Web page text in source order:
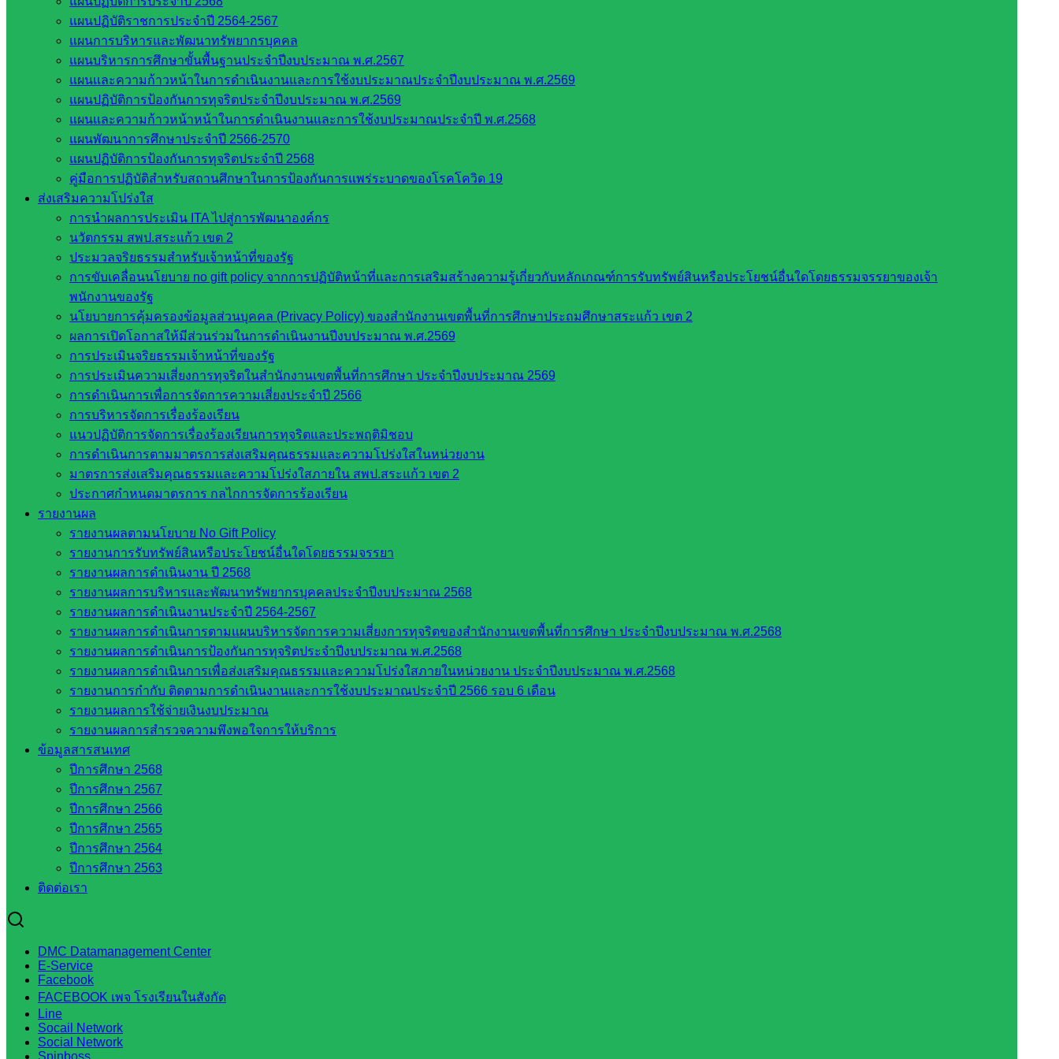
แผนปฏิบัติราชการประจำปี 2564-2567
แผนการบริหารและพัฒนาทรัพยากรบุคคล
แผนบริหารการศึกษาขั้นพื้นฐานประจำปีงบประมาณ พ.ศ.2567
แผนและความก้าวหน้าในการดำเนินงานและการใช้งบประมาณประจำปีงบประมาณ พ.ศ.2569
แผนปฏิบัติการป้องกันการทุจริตประจำปีงบประมาณ พ.ศ.2569
แผนและความก้าวหน้าหน้าในการดำเนินงานและการใช้งบประมาณประจำปี พ.ศ.2568
แผนพัฒนาการศึกษาประจำปี 2566-2570
แผนปฏิบัติการป้องกันการทุจริตประจำปี 2568
คู่มือการปฏิบัติสำหรับสถานศึกษาในการป้องกันการแพร่ระบาดของโรคโควิด 19
ส่งเสริมความโปร่งใส
การนำผลการประเมิน ITA ไปสู่การพัฒนาองค์กร
นวัตกรรม สพป.สระแก้ว เขต 2
ประมวลจริยธรรมสำหรับเจ้าหน้าที่ของรัฐ
การขับเคลื่อนนโยบาย no gift policy จากการปฏิบัติหน้าที่และการเสริมสร้างความรู้เกี่ยวกับหลักเกณฑ์การรับทรัพย์สินหรือประโยชน์อื่นใดโดยธรรมจรรยาของเจ้า
พนักงานของรัฐ
นโยบายการคุ้มครองข้อมูลส่วนบุคคล (Privacy Policy) ของสำนักงานเขตพื้นที่การศึกษาประถมศึกษาสระแก้ว เขต 2
ผลการเปิดโอกาสให้มีส่วนร่วมในการดำเนินงานปีงบประมาณ พ.ศ.2569
การประเมินจริยธรรมเจ้าหน้าที่ของรัฐ
การประเมินความเสี่ยงการทุจริตในสำนักงานเขตพื้นที่การศึกษา ประจำปีงบประมาณ 2569
การดำเนินการเพื่อการจัดการความเสี่ยงประจำปี 2566
การบริหารจัดการเรื่องร้องเรียน
แนวปฏิบัติการจัดการเรื่องร้องเรียนการทุจริตและประพฤติมิชอบ
การดำเนินการตามมาตรการส่งเสริมคุณธรรมและความโปร่งใสในหน่วยงาน
มาตรการส่งเสริมคุณธรรมและความโปร่งใสภายใน สพป.สระแก้ว เขต 2
ประกาศกำหนดมาตรการ กลไกการจัดการร้องเรียน
รายงานผล
รายงานผลตามนโยบาย No Gift Policy
รายงานการรับทรัพย์สินหรือประโยชน์อื่นใดโดยธรรมจรรยา
รายงานผลการดำเนินงาน ปี 2568
รายงานผลการบริหารและพัฒนาทรัพยากรบุคคลประจำปีงบประมาณ 2568
รายงานผลการดำเนินงานประจำปี 2564-2567
รายงานผลการดำเนินการตามแผนบริหารจัดการความเสี่ยงการทุจริตของสำนักงานเขตพื้นที่การศึกษา ประจำปีงบประมาณ พ.ศ.2568
รายงานผลการดำเนินการป้องกันการทุจริตประจำปีงบประมาณ พ.ศ.2568
รายงานผลการดำเนินการเพื่อส่งเสริมคุณธรรมและความโปร่งใสภายในหน่วยงาน ประจำปีงบประมาณ พ.ศ.2568
รายงานการกำกับ ติดตามการดำเนินงานและการใช้งบประมาณประจำปี 2566 รอบ 6 เดือน
รายงานผลการใช้จ่ายเงินงบประมาณ
รายงานผลการสำรวจความพึงพอใจการให้บริการ
ข้อมูลสารสนเทศ
ปีการศึกษา 2568
ปีการศึกษา 2567
ปีการศึกษา 2566
ปีการศึกษา 2565
ปีการศึกษา 2564
ปีการศึกษา 2563
ติดต่อเรา
DMC Datamanagement Center
E-Service
Facebook
FACEBOOK เพจ โรงเรียนในสังกัด
Line
Socail Network
Social Network
Spinboss
bankokjang bankokjang
หน่วยงานที่เกี่ยวข้อง
กระทรวงศึกษาธิการ
กระทรวงการอุดมศึกษา
สำนักงานเลขาธิการสภาการศึกษา
สำนักงานคณะกรรมการการอาชีวศึกษา
สำนักงานคณะกรรมการการศึกษาขั้นพื้น
รายชื่อมหาวิทยาลัยในประเทศไทย
เว็บไซต์สำนักต่าง ๆ ใน สพฐ.
เว็บไซต์ สพม. ในสังกัด สพฐ.
เว็บไซต์ สพป. ในสังกัด สพฐ.
กรมบัญชีกลาง
สำนักงาน ส.ก.ส.ค
หน่วยงานในจังหวัดสระแก้ว
จังหวัดสระแก้ว
ศึกษาธิการจังหวัดสระแก้ว
สำนักงาน ส.ก.ส.ค. จังหวัดสระแก้ว
โรงเรียนในสังกัด สพป.สระแก้ว เขต 1
โรงเรียนในสังกัด สพป.สระแก้ว เขต 2
วิทยาลัยเทคนิคสระแก้ว
วิทยาลัยเทคนิควังน้ำเย็น
เว็บไซต์กลุ่มงานในสำนักงาน
กลุ่มอำนวยการ
กลุ่มบริหารงานงานเงินและสินทรัพย์
กลุ่มนโยบายและแผน
กลุ่มส่งเสริมการจัดการศึกษา
กลุ่มบริหารงานบุคคล
กลุ่มพัฒนาครูและบุคลากรฯ
กลุ่มนิเทศติดตามและประเมินผลฯ
ห้องนิเทศ ศน.ชยาธิศ/ศน.อัญชลี
ห้องนิเทศ ดร.สราวดี เพ็งศรีโคตร
เว็บไซต์คณะกรรมการ ก.ต.ป.น.
เว็บไซต์ อ.ค.ก.ศ.เขตพื้นที่การศึกษา
ดาวน์โหลดเอกสาร